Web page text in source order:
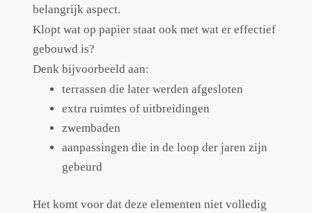
belangrijk aspect.
Klopt wat op papier staat ook met wat er effectief
gebouwd is?
Denk bijvoorbeeld aan:
terrassen die later werden afgesloten
extra ruimtes of uitbreidingen
zwembaden
aanpassingen die in de loop der jaren zijn
gebeurd
Het komt voor dat deze elementen niet volledig